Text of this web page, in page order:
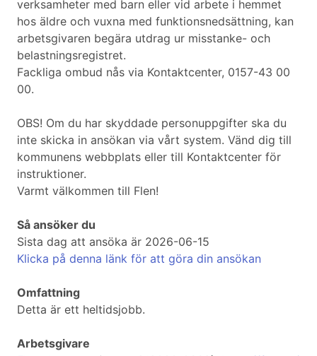
verksamheter med barn eller vid arbete i hemmet
hos äldre och vuxna med funktionsnedsättning, kan
arbetsgivaren begära utdrag ur misstanke- och
belastningsregistret.
Fackliga ombud nås via Kontaktcenter, 0157-43 00
00.
OBS! Om du har skyddade personuppgifter ska du
inte skicka in ansökan via vårt system. Vänd dig till
kommunens webbplats eller till Kontaktcenter för
instruktioner.
Varmt välkommen till Flen!
Så ansöker du
Sista dag att ansöka är 2026-06-15
Klicka på denna länk för att göra din ansökan
Omfattning
Detta är ett heltidsjobb.
Arbetsgivare